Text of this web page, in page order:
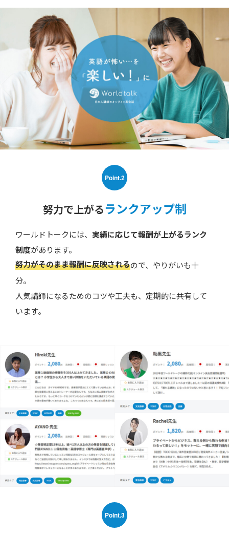
Point.2
努力で上がるランクアップ制
ワールドトークには、 実績に応じて報酬が上がるランク
制度があります。
努力がそのまま報酬に反映されるので、やりがいも十
分。
人気講師になるためのコツや工夫も、定期的に共有して
います。
Point.3